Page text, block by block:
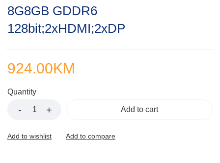
8G8GB GDDR6
128bit;2xHDMI;2xDP
924.00KM
Quantity
Add to cart